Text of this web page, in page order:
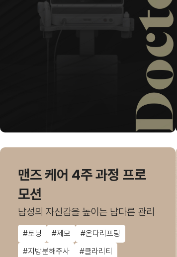
맨즈 케어 4주 과정 프로
모션
남성의 자신감을 높이는 남다른 관리
#토닝 #제모
#온다리프팅
#지방분해주사
#클라리티